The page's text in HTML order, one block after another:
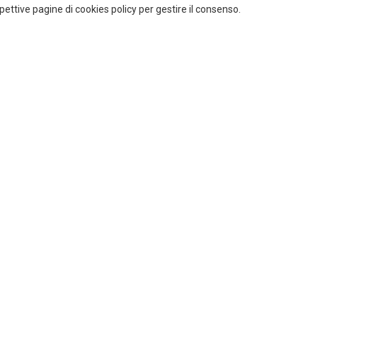
pagine di cookies policy per gestire il consenso.